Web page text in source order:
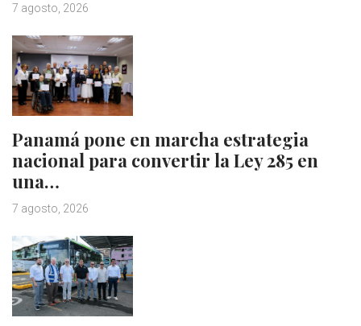
7 agosto, 2026
Panamá pone en marcha estrategia
nacional para convertir la Ley 285 en
una…
7 agosto, 2026